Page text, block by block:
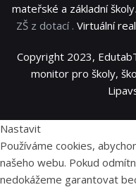
mateřské a základní školy
ZŠ z dotací . Virtuální
Copyright 2023,
monitor pro školy,
Nastavit
Používáme cookies,
našeho webu. Pokud
nedokážeme garantovat